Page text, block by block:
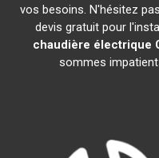
vos besoins. N'hésitez
devis gratuit pour
chaudière électrique
sommes